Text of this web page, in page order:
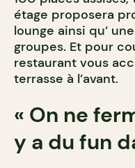
étage proposera
lounge ainsi qu’
groupes. Et pour
restaurant vous
terrasse à l’avant.
« On ne
y a du fun